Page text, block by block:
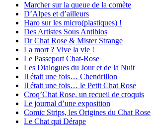
Marcher sur la queue de la comète
D’Alpes et d’ailleurs
Haro sur les micro(plastiques) !
Des Artistes Sous Antibios
Dr Chat Rose & Mister Strange
La mort ? Vive la vie !
Le Passeport Chat-Rose
Les Dialogues du Jour et de la Nuit
Il était une fois… Chendrillon
Il était une fois… le Petit Chat Rose
Croq’Chat Rose, un recueil de croquis
Le journal d’une exposition
Comic Strips, les Origines du Chat Rose
Le Chat qui Dérape